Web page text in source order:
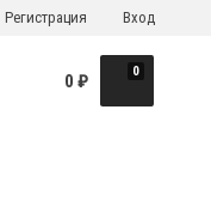
Регистрация Вход
0
0 ₽